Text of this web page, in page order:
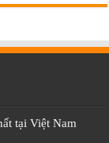
tại Việt Nam